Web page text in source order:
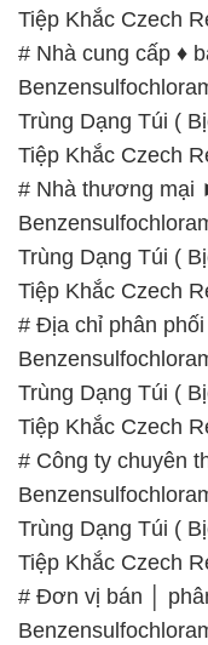
Tiệp Khắc Czech
# Nhà cung cấp ♦
Trùng Dạng Túi (
Tiệp Khắc Czech
# Nhà thương mại
Trùng Dạng Túi (
Tiệp Khắc Czech
# Địa chỉ phân
Trùng Dạng Túi (
Tiệp Khắc Czech
# Công ty chuyên
Trùng Dạng Túi (
Tiệp Khắc Czech
# Đơn vị bán │